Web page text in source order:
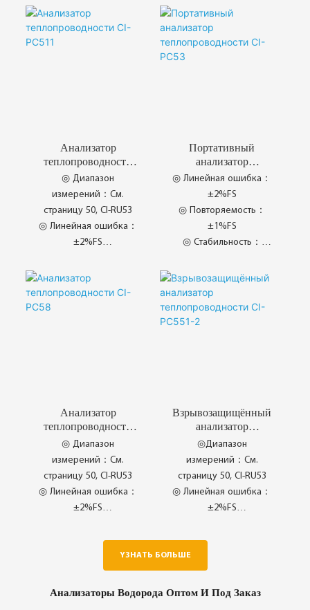
Анализатор
теплопроводности
CI-PC511
◎ Диапазон
измерений：См.
страницу 50, CI-RU53
◎ Линейная ошибка：
±2%FS
±1%FS
◎ Selang Penentukuran
Портативный
анализатор
теплопроводности
CI-PC53
◎ Линейная ошибка：
±2%FS
◎ Повторяемость：
±1%FS
◎ Стабильность：
Анализатор
теплопроводности
CI-PC58
◎ Диапазон
измерений：См.
страницу 50, CI-RU53
◎ Линейная ошибка：
±2%FS
◎ Kualiti Antarabangsa
yang Luar Biasa
Взрывозащищённый
анализатор
теплопроводности
CI-PC551-2
◎Диапазон
измерений：См.
страницу 50, CI-RU53
◎ Линейная ошибка：
±2%FS
±1%FS
◎ Jaminan Kualiti yang
Konsisten
YЗНАТЬ БОЛЬШЕ
Анализаторы Водорода Оптом И Под Заказ